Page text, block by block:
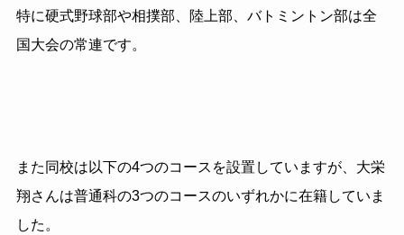
特に硬式野球部や相撲部、陸上部、バトミントン部は全
国大会の常連です。
また同校は以下の4つのコースを設置していますが、大栄
翔さんは普通科の3つのコースのいずれかに在籍していま
した。